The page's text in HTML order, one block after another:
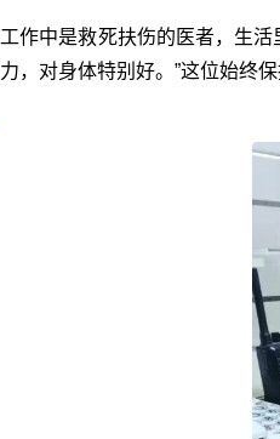
工作中是救死扶伤的医者，生
力，对身体特别好。”这位始终